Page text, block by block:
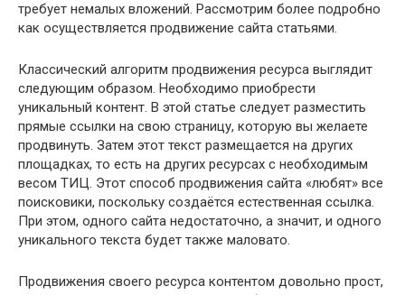
требует немалых вложений. Рассмотрим более подробно
как осуществляется продвижение сайта статьями.
Классический алгоритм продвижения ресурса выглядит
следующим образом. Необходимо приобрести
уникальный контент. В этой статье следует разместить
прямые ссылки на свою страницу, которую вы желаете
продвинуть. Затем этот текст размещается на других
площадках, то есть на других ресурсах с необходимым
весом ТИЦ. Этот способ продвижения сайта «любят» все
поисковики, поскольку создаётся естественная ссылка.
При этом, одного сайта недостаточно, а значит, и одного
уникального текста будет также маловато.
Продвижения своего ресурса контентом довольно прост,